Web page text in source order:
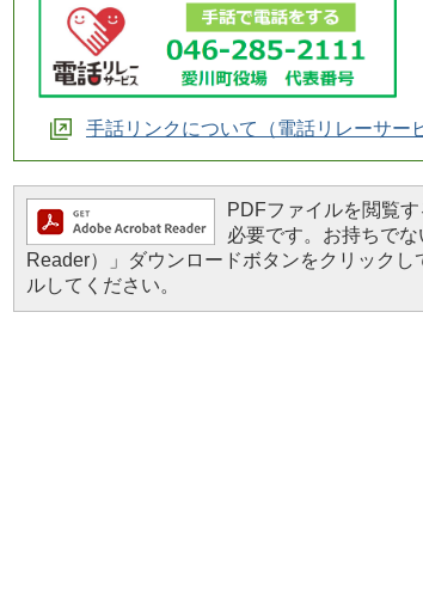
手話リンクについて（電話リレーサー
PDFファイルを閲覧
必要です。お持ちで
Reader）」ダウンロードボタンをクリック
ルしてください。